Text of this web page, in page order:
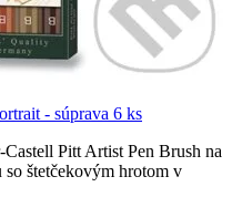
- súprava 6 ks
Pitt Artist Pen Brush na
štetčekovým hrotom v